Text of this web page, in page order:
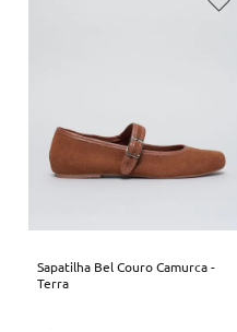
Sapatilha Bel Couro Camurca -
Terra